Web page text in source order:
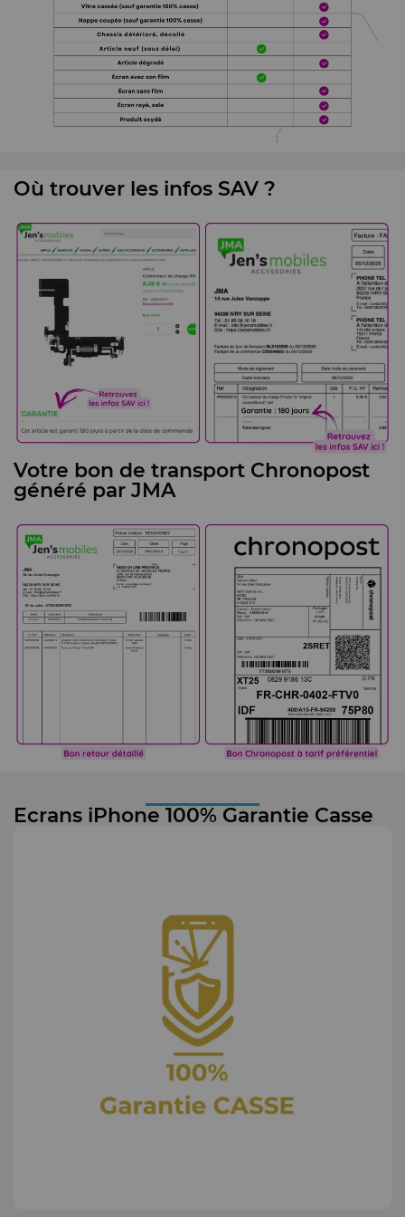
Où trouver les infos SAV ?
Votre bon de transport Chronopost
généré par JMA
Ecrans iPhone 100% Garantie Casse